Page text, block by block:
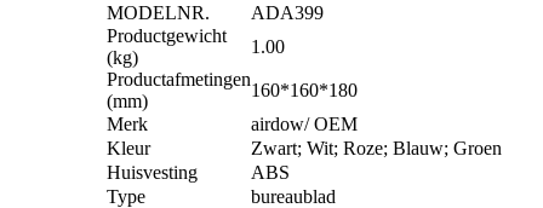
MODELNR.
ADA399
Productgewicht
(kg)
1.00
Productafmetingen
(mm)
160*160*180
Merk
airdow/ OEM
Kleur
Zwart; Wit; Roze; Blauw; Groen
Huisvesting
ABS
Type
bureaublad